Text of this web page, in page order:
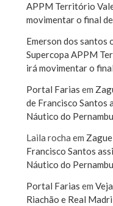
APPM Território
movimentar o final
Emerson dos santos
Supercopa APPM
irá movimentar o
Portal Farias em
de Francisco Santos
Náutico do
Laila rocha em
Francisco Santos
Náutico do
Portal Farias em
Riachão e Real